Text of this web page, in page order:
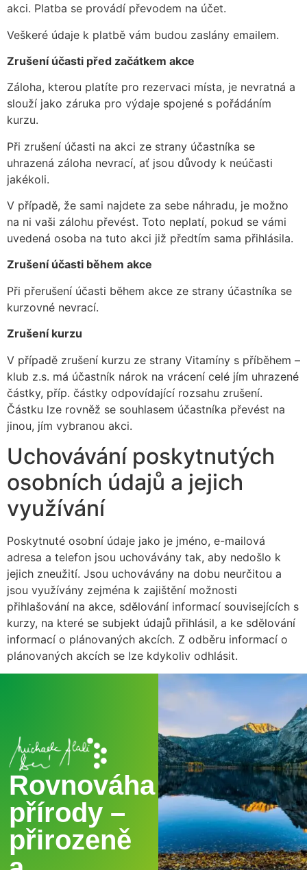
akci. Platba se provádí převodem na účet.
Veškeré údaje k platbě vám budou zaslány emailem.
Zrušení účasti před začátkem akce
Záloha, kterou platíte pro rezervaci místa, je nevratná a
slouží jako záruka pro výdaje spojené s pořádáním
kurzu.
Při zrušení účasti na akci ze strany účastníka se
uhrazená záloha nevrací, ať jsou důvody k neúčasti
jakékoli.
V případě, že sami najdete za sebe náhradu, je možno
na ni vaši zálohu převést. Toto neplatí, pokud se vámi
uvedená osoba na tuto akci již předtím sama přihlásila.
Zrušení účasti během akce
Při přerušení účasti během akce ze strany účastníka se
kurzovné nevrací.
Zrušení kurzu
V případě zrušení kurzu ze strany Vitamíny s příběhem –
klub z.s. má účastník nárok na vrácení celé jím uhrazené
částky, příp. částky odpovídající rozsahu zrušení.
Částku lze rovněž se souhlasem účastníka převést na
jinou, jím vybranou akci.
Uchovávání poskytnutých
osobních údajů a jejich
využívání
Poskytnuté osobní údaje jako je jméno, e-mailová
adresa a telefon jsou uchovávány tak, aby nedošlo k
jejich zneužití. Jsou uchovávány na dobu neurčitou a
jsou využívány zejména k zajištění možnosti
přihlašování na akce, sdělování informací souvisejících s
kurzy, na které se subjekt údajů přihlásil, a ke sdělování
informací o plánovaných akcích. Z odběru informací o
plánovaných akcích se lze kdykoliv odhlásit.
Rovnováha
přírody –
přirozeně